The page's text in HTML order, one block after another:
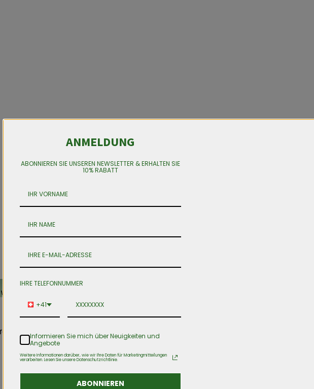
mehrere Varianten auf. Die Optionen können auf der Produktseite gewählt werden
CHF 100.00 bis CHF 500.00
ANMELDUNG
ABONNIEREN SIE UNSEREN NEWSLETTER & ERHALTEN SIE
10% RABATT
IHRE TELEFONNUMMER
+41
Informieren Sie mich über Neuigkeiten und
Angebote
Weitere Informationen darüber, wie wir Ihre Daten für Marketingmitteilungen
verarbeiten. Lesen Sie unsere Datenschutzrichtlinie.
ABONNIEREN